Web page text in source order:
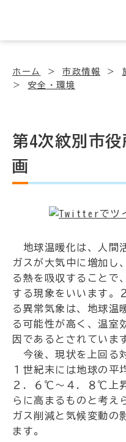
ホーム 市政情報
安全・環境
第4次紋別市
画
地球温暖化は、人間
ガスが大気中に増加し
る熱を吸収することで
する現象をいいます。
る異常気象は、地球温
る可能性が高く、温室
因であるとされていま
今後、現状を上回る
１世紀末には地球の平
２．６℃～４．８℃上
らに高まるものと考え
ガス削減と気候変動の
ます。